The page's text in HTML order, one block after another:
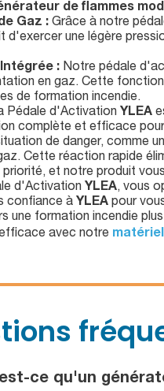
de flammes
Gaz : Grâce à notre
d'exercer une légère
: Notre pédale
en gaz. Cette
de formation incendie.
Pédale d'Activation YLEA
complète et efficace
de danger, comme
Cette réaction rapide
et notre produit
d'Activation YLEA, vous
confiance à YLEA pour
une formation incendie
avec notre
ce qu'un